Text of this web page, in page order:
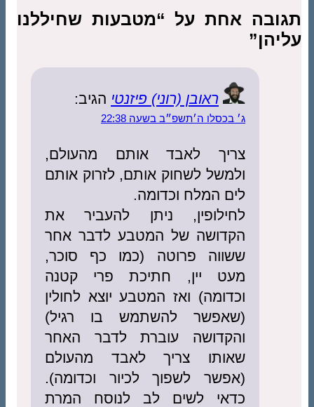
תגובה אחת על “מטבעות שחיללנו
עליהן”
ראובן (רוני) פיזנטי הגיב:
ג׳ בכסלו ה׳תשפ״ב בשעה 22:38
צריך לאבד אותם מהעולם,
ולמשל לשחוק אותם, לזרוק אותם
לים המלח וכדומה.
לחילופין, ניתן להעביר את
הקדושה של המטבע לדבר אחר
ששווה פרוטה (כמו כף סוכר,
מעט יין, חתיכת פרי קטנה
וכדומה) ואז המטבע יוצא לחולין
(שאפשר להשתמש בו רגיל)
והקדושה עוברת לדבר האחר
שאותו צריך לאבד מהעולם
(אפשר לשפוך לכיור וכדומה).
כדאי לשים לב לנוסח המרת